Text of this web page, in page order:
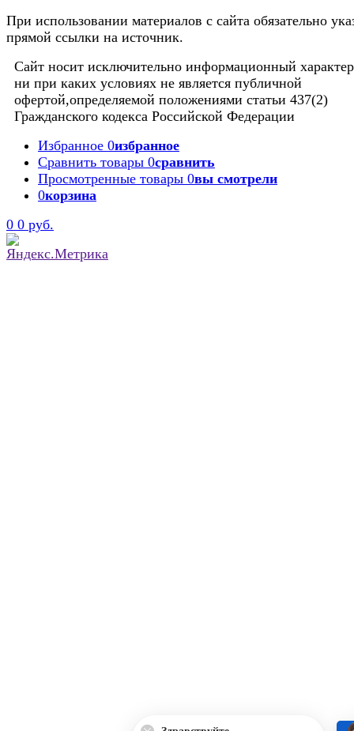
При использовании материалов с сайта обязательно
прямой ссылки на источник.
Сайт носит исключительно информационный
ни при каких условиях не является публичной
офертой,определяемой положениями статьи 437(2)
Гражданского кодекса Российской Федерации
Избранное 0избранное
Сравнить товары 0сравнить
Просмотренные товары 0вы смотрели
0корзина
0 0 руб.